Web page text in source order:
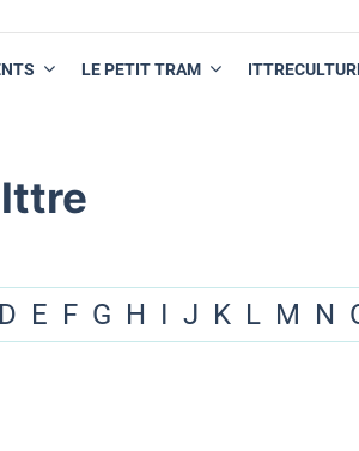
LE PETIT TRAM
D E F G H I J K L M N